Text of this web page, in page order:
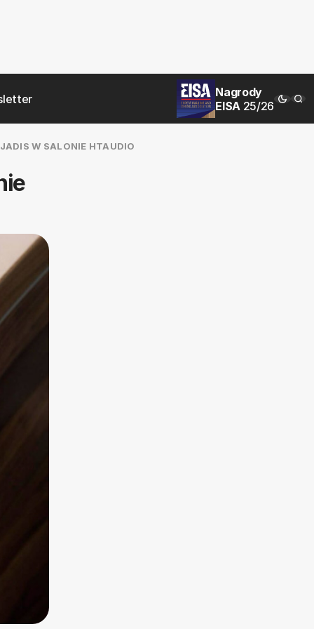
Nagrody
EISA 25/26
W SALONIE HTAUDIO